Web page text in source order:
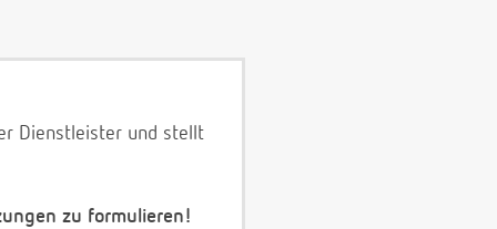
Dienstleister und stellt
zu formulieren!